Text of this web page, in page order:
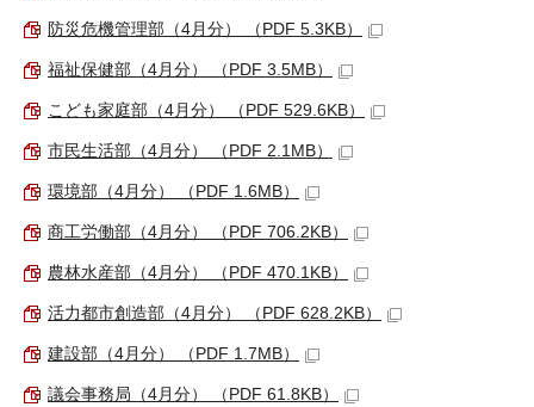
防災危機管理部（4月分） （PDF 5.3KB）
福祉保健部（4月分） （PDF 3.5MB）
こども家庭部（4月分） （PDF 529.6KB）
市民生活部（4月分） （PDF 2.1MB）
環境部（4月分） （PDF 1.6MB）
商工労働部（4月分） （PDF 706.2KB）
農林水産部（4月分） （PDF 470.1KB）
活力都市創造部（4月分） （PDF 628.2KB）
建設部（4月分） （PDF 1.7MB）
議会事務局（4月分） （PDF 61.8KB）